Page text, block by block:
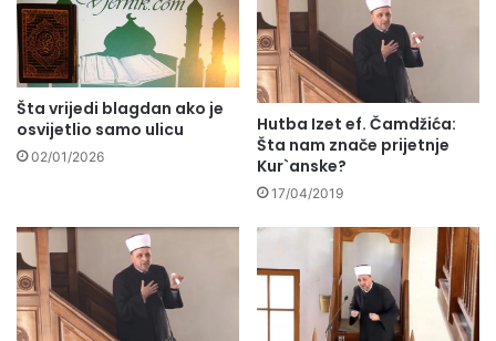
Šta vrijedi blagdan ako je
osvijetlio samo ulicu
02/01/2026
Hutba Izet ef. Čamdžića:
Šta nam znače prijetnje
Kur`anske?
17/04/2019